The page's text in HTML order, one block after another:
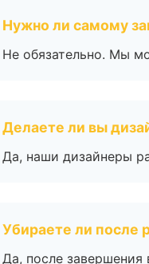
Нужно ли самому
Не обязательно. Мы
Делаете ли вы
Да, наши дизайнеры
Убираете ли после
Да, после завершения